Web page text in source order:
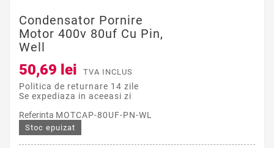
Condensator Pornire
Motor 400v 80uf Cu Pin,
Well
50,69 lei TVA INCLUS
Politica de returnare 14 zile
Se expediaza in aceeasi zi
Referinta MOTCAP-80UF-PN-WL
Stoc epuizat